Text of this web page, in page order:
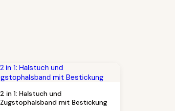
2 in 1: Halstuch und
Zugstophalsband mit Bestickung